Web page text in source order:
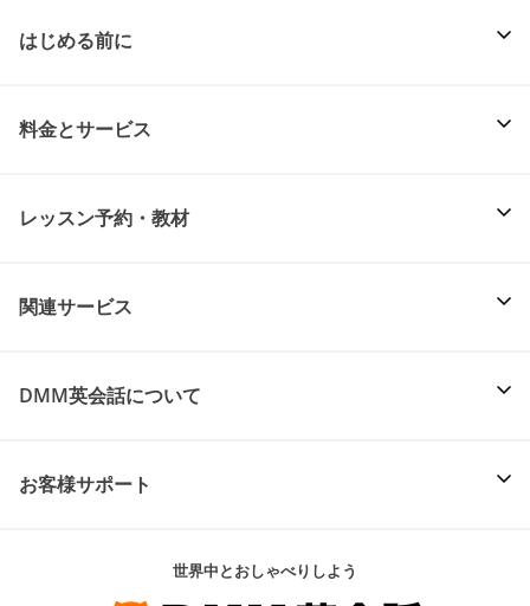
はじめる前に
料金とサービス
レッスン予約・教材
関連サービス
DMM英会話について
お客様サポート
世界中とおしゃべりしよう